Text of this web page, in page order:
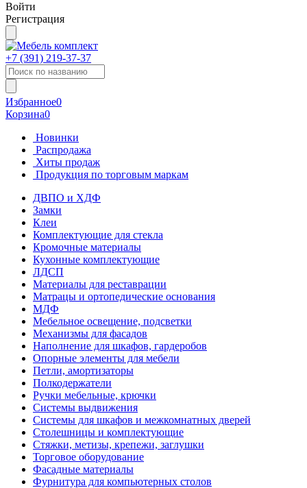
Войти
Регистрация
+7 (391) 219-37-37
Избранное0
Корзина0
Новинки
Распродажа
Хиты продаж
Продукция по торговым маркам
ДВПО и ХДФ
Замки
Клеи
Комплектующие для стекла
Кромочные материалы
Кухонные комплектующие
ЛДСП
Материалы для реставрации
Матрацы и ортопедические основания
МДФ
Мебельное освещение, подсветки
Механизмы для фасадов
Наполнение для шкафов, гардеробов
Опорные элементы для мебели
Петли, амортизаторы
Полкодержатели
Ручки мебельные, крючки
Системы выдвижения
Системы для шкафов и межкомнатных дверей
Столешницы и комплектующие
Стяжки, метизы, крепежи, заглушки
Торговое оборудование
Фасадные материалы
Фурнитура для компьютерных столов